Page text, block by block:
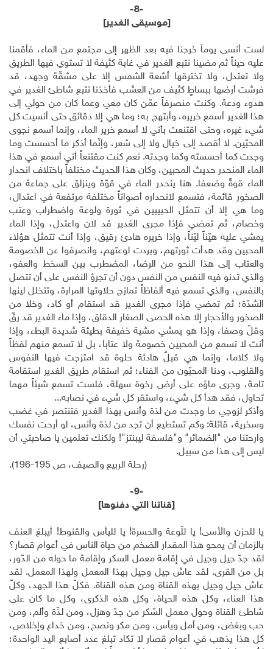
-8-
[موسيقى الغدير]
لست أنسى يوماً خرجنا فيه بعد الظهر إلى مجتمع من الماء، فأقمنا
عليه حيناً ثم مضينا نتبع الغدير في غابة كثيفة لا تستوي فيها الطريق
ولا تعتدل، ولا تخترقها أشعة الشمس إلا على مشقّة وجهد، قد
فرشت أرضها ببساطٍ كثيف من العشب فأخذنا نتبع شاطئ الغدير في
هدوء ودعة. وكنت منصرفاً عمّن كان معي وعما كان من حولي إلى
هذا الغدير أسمع خريره، وأبتهج به؛ وما هي إلا دقائق حتى أنسيت كل
شيء غيره، وحتى اقتنعت بأني لا أسمع خرير الماء، وإنما أسمع نجوى
المحبّين. لا أقصد إلى خيال ولا إلى شعر، وإنّما أذكر ما أحسست وما
وجدت كما أحسسته وكما وجدته. نعم كنت مقتنعاً أني أسمع في هذا
الماء المنحدر حديث المحبين، وكان هذا الحديث مختلفاً باختلاف انحدار
الماء قوةً وضعفا. هنا ينحدر الماء في قوّة وينزلق على جماعة من
الصخور قائمة، فتسمع لانحداره أصواتاً مختلفة مرتفعة في اعتدال،
وما هي إلا أن تتمثل الحبيبين في ثورة ولوعة واضطراب وعتب
وخصام، ثم تمضي فإذا مجرى الغدير قد لان واعتدل، وإذا الماء
يمشي عليه هيّناً ليّناً، وإذا خريره هادئ رقيق، وإذا أنت تتمثل هؤلاء
المحبين وقد هدأت ثورتهم، وبردت لوعتهم، وانصرفوا عن الخصومة
والعتاب إلى هذا النحو من الرضا، المضطرب بين السخط والعفو،
والذي تدنو فيه النفس من النفس دون أن تجرؤ النفس على أن تتصل
بالنفس، والذي تسمع فيه ألفاظاً تمازج حلاوتها المرارة، وتتخلل لينها
الشدّة؛ ثم تمضي فإذا مجرى الغدير قد استقام أو كاد، وخلا من
الصخور والأحجار إلا هذه الحصى الصغار الدقاق، وإذا ماء الغدير قد رقّ
وقلّ وصفا، وإذا هو يمشي مشية خفيفة بطيئة شديدة البطء، وإذا
أنت لا تسمع من المحبين خصومة ولا عتابا، بل لا تسمع منهم لفظاً
ولا كلاما، وإنما هي قبلٌ هادئة حلوة قد امتزجت فيها النفوس
والقلوب، ودنا المحبّون من الفناء؛ ثم استقام طريق الغدير استقامة
تامة، وجرى ماؤه على أرض رخوة سهلة، فلست تسمع شيئاً مهما
تحاول، فقد هدأ كل شيء، واستقر كل شيء في نصابه...
وأذكر لزوجي ما وجدت من لذة وأنس بهذا الغدير فتنتصر في غضب
وسخرية، قائلة: وكم تستطيع أن تجد من لذة وأنس، لو أرحت نفسك
وارحتنا من "الضمائر" و"فلسفة ليبنتز"! ولكنك تعلمين يا صاحبتي أن
ليس إلى هذا من سبيل.
(رحلة الربيع والصيف، ص 195-196).
-9-
[قناتنا التي دفنوها]
يا للحزن والأسى! يا للّوعة والحسرة! يا لليأس والقنوط! أيبلغ العنف
بالزمان أن يمحو هذا المقدار الضخم من حياة الناس في أعوام قصار؟
لقد جدّ جيل وجيل في إقامة معمل السكر وإقامة ما حوله من الدّور،
بل من القرى. لقد عاش جيل وجيل بهذا المعمل ولهذا المعمل. لقد
عاش جيل وجيل بهذه القناة ومن هذه القناة. فكلّ هذا الجهد، وكلّ
هذا العناء، وكل هذه الحياة، وكل هذه الذكرى، وكل ما كان على
شاطئ القناة وحول معمل السّكر من جدّ وهزل، ومن لذّة وألم، ومن
حب وبغض، ومن أمل ويأس، ومن مكر ونصح، ومن خداع وإخلاص،
كل هذا يذهب في أعوام قصار لا تكاد تبلغ عدد أصابع اليد الواحدة؛